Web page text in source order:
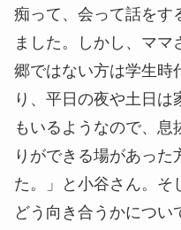
痴って、会って話をす
ました。しかし、マ
郷ではない方は学生時
り、平日の夜や土日
もいるようなので、
りができる場があった
た。」と小谷さん。そ
どう向き合うかについ